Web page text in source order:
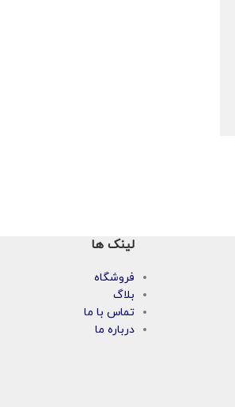
لینک ها
فروشگاه
بلاگ
تماس با ما
درباره ما